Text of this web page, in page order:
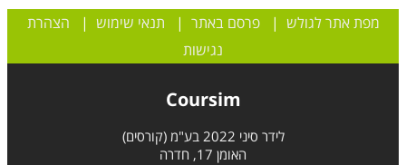
מפת אתר לגולש |פרסם באתר | תנאי שימוש | הצהרת
נגישות
Coursim
לידר סיני 2022 בע"מ (קורסים)
האומן 17, חדרה